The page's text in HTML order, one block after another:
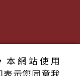
版權所有
本網站使用